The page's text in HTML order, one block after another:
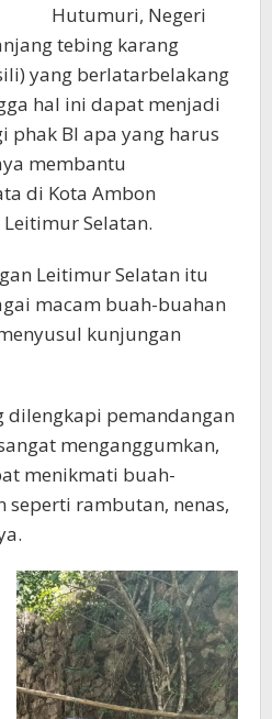
Hutumuri, Negeri
tebing karang
yang berlatarbelakang
hal ini dapat menjadi
phak BI apa yang harus
membantu
di Kota Ambon
Selatan.
Leitimur Selatan itu
macam buah-buahan
kunjungan
dilengkapi pemandangan
menganggumkan,
menikmati buah-
seperti rambutan, nenas,